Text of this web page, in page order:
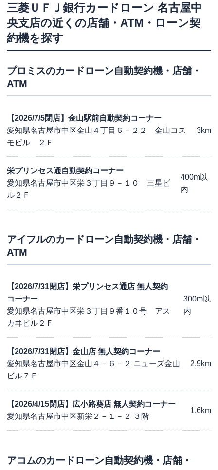
三菱ＵＦＪ銀行カードローン 名古屋中
央支店の近くの店舗・ATM・ローン契
約機を探す
プロミスのカードローン自動契約機・店舗・
ATM
【2026/7/5閉店】金山駅前自動契約コーナー
愛知県名古屋市中区金山４丁目６－２２ 金山コス
モビル ２Ｆ
3km
栄プリンセス通自動契約コーナー
愛知県名古屋市中区栄３丁目９－１０ 三星ビ
ル２Ｆ
400m以
内
アイフルのカードローン自動契約機・店舗・
ATM
【2026/7/31閉店】栄プリンセス通店 無人契約
コーナー
愛知県名古屋市中区栄３丁目９番１０号 アス
カヰビル２Ｆ
300m以
内
【2026/7/31閉店】金山店 無人契約コーナー
愛知県名古屋市中区金山４－６－２ ニューズ金山
ビル７Ｆ
2.9km
【2026/4/15閉店】広小路葵店 無人契約コーナー
愛知県名古屋市中区新栄２－１－２ ３階
1.6km
アコムのカードローン自動契約機・店舗・